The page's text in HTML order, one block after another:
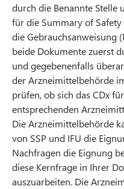
durch die Benannte Stelle
für die Summary of
die Gebrauchsanweisung
beide Dokumente zuerst
und gegebenenfalls
der Arzneimittelbehörde
prüfen, ob sich das CDx
entsprechenden
Die Arzneimittelbehörde
von SSP und IFU die
Nachfragen die Eignung
diese Kernfrage in Ihrer
auszuarbeiten. Die